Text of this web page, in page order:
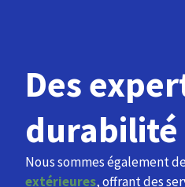
Des
durabilité
Nous sommes également
extérieures, offrant des